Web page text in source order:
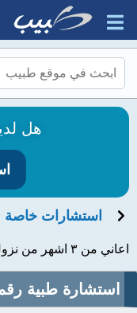
هل
استشارات خاصة
اعاني من ٣ اشهر من نزول قطرات بول بعد التبول والخروج من...
استشارة طبية رقم